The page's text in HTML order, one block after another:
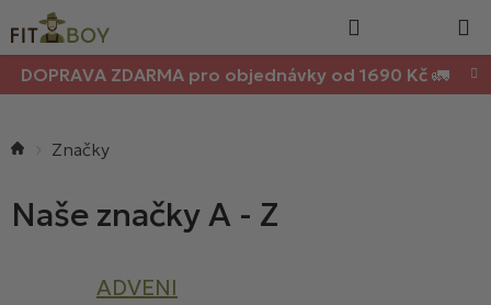
na
obsah
DOPRAVA ZDARMA pro objednávky od 1690 Kč 🚛
košík
ADVENI